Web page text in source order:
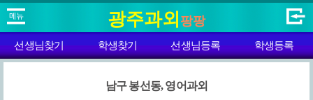
광주과외 팡팡
선생님찾기 학생찾기 선생님등록 학생등록
남구 봉선동, 영어과외